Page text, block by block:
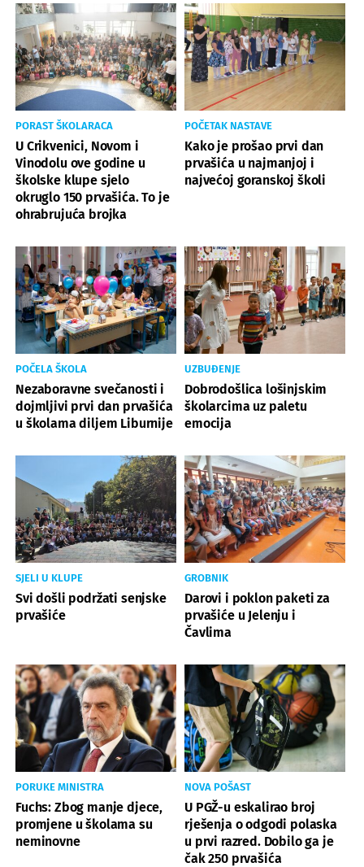
PORAST ŠKOLARACA
U Crikvenici, Novom i
Vinodolu ove godine u
školske klupe sjelo
okruglo 150 prvašića. To je
ohrabrujuća brojka
POČETAK NASTAVE
Kako je prošao prvi dan
prvašića u najmanjoj i
najvećoj goranskoj školi
POČELA ŠKOLA
Nezaboravne svečanosti i
dojmljivi prvi dan prvašića
u školama diljem Liburnije
UZBUĐENJE
Dobrodošlica lošinjskim
školarcima uz paletu
emocija
SJELI U KLUPE
Svi došli podržati senjske
prvašiće
GROBNIK
Darovi i poklon paketi za
prvašiće u Jelenju i
Čavlima
PORUKE MINISTRA
Fuchs: Zbog manje djece,
promjene u školama su
neminovne
NOVA POŠAST
U PGŽ-u eskalirao broj
rješenja o odgodi polaska
u prvi razred. Dobilo ga je
čak 250 prvašića